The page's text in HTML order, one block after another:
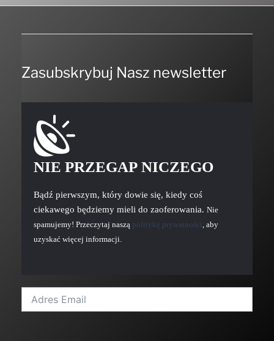
Zasubskrybuj Nasz newsletter
NIE PRZEGAP NICZEGO
Bądź pierwszym, który dowie się, kiedy coś
ciekawego będziemy mieli do zaoferowania. Nie
spamujemy! Przeczytaj naszą politykę prywatności, aby
uzyskać więcej informacji.